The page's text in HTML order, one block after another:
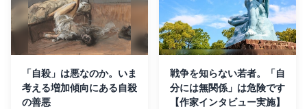
「自殺」は悪なのか。いま
考える増加傾向にある自殺
の善悪
戦争を知らない若者。「自
分には無関係」は危険です
【作家インタビュー実施】